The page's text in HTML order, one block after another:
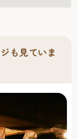
も見ていま